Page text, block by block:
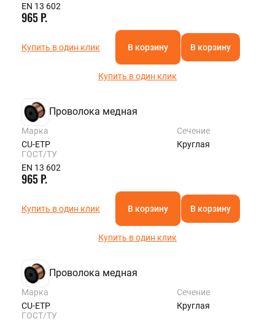
EN 13 602
965 Р.
Купить в один клик В корзину В корзину
Купить в один клик
Проволока медная
Марка
CU-ETP
Сечение
Круглая
ГОСТ/ТУ
EN 13 602
965 Р.
Купить в один клик В корзину В корзину
Купить в один клик
Проволока медная
Марка
CU-ETP
Сечение
Круглая
ГОСТ/ТУ